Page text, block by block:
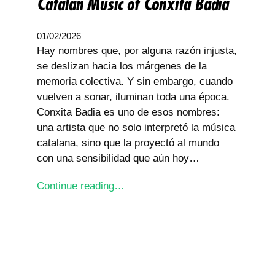
Catalan Music of Conxita Badia
01/02/2026
Hay nombres que, por alguna razón injusta,
se deslizan hacia los márgenes de la
memoria colectiva. Y sin embargo, cuando
vuelven a sonar, iluminan toda una época.
Conxita Badia es uno de esos nombres:
una artista que no solo interpretó la música
catalana, sino que la proyectó al mundo
con una sensibilidad que aún hoy…
Continue reading…